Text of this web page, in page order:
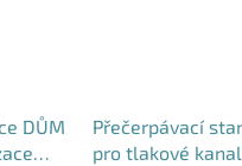
DŮM
Přečerpávací
pro tlakové